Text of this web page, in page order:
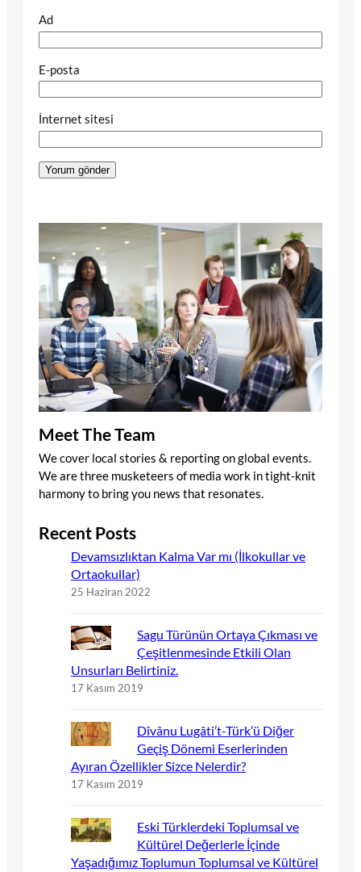
Ad
E-posta
İnternet sitesi
Meet The Team
We cover local stories & reporting on global events.
We are three musketeers of media work in tight-knit
harmony to bring you news that resonates.
Recent Posts
Devamsızlıktan Kalma Var mı (İlkokullar ve
Ortaokullar)
25 Haziran 2022
Sagu Türünün Ortaya Çıkması ve
Çeşitlenmesinde Etkili Olan
Unsurları Belirtiniz.
17 Kasım 2019
Dîvânu Lugâti’t-Türk’ü Diğer
Geçiş Dönemi Eserlerinden
Ayıran Özellikler Sizce Nelerdir?
17 Kasım 2019
Eski Türklerdeki Toplumsal ve
Kültürel Değerlerle İçinde
Yaşadığımız Toplumun Toplumsal ve Kültürel